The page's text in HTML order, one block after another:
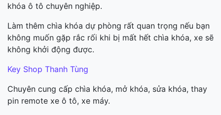
khóa ô tô chuyên nghiệp.
Làm thêm chìa khóa dự phòng rất quan trọng nếu bạn
không muốn gặp rắc rối khi bị mất hết chìa khóa, xe sẽ
không khởi động được.
Key Shop Thanh Tùng
Chuyên cung cấp chìa khóa, mở khóa, sửa khóa, thay
pin remote xe ô tô, xe máy.